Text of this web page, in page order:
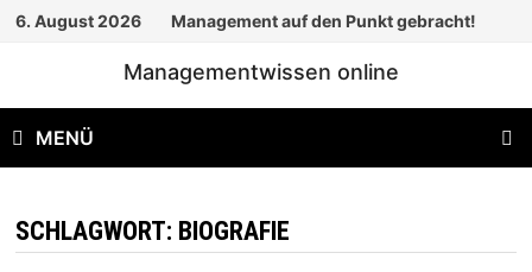
Zum
6. August 2026 Management auf den Punkt gebracht!
Managementwissen online
MENÜ
SCHLAGWORT: BIOGRAFIE